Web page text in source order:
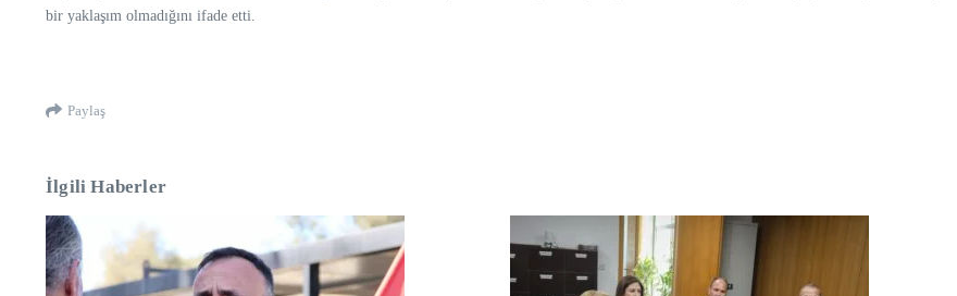
bir yaklaşım olmadığını ifade etti.
Paylaş
İlgili Haberler